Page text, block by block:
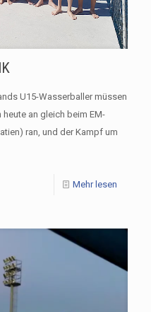
U15-Wasserballer müssen
an gleich beim EM-
ran, und der Kampf um
Mehr lesen